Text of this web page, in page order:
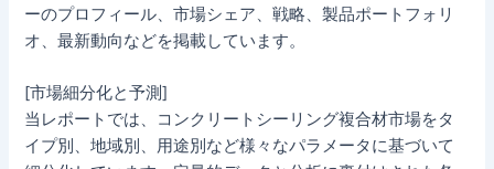
ーのプロフィール、市場シェア、戦略、製品ポートフォリ
オ、最新動向などを掲載しています。
[市場細分化と予測]
当レポートでは、コンクリートシーリング複合材市場をタ
イプ別、地域別、用途別など様々なパラメータに基づいて